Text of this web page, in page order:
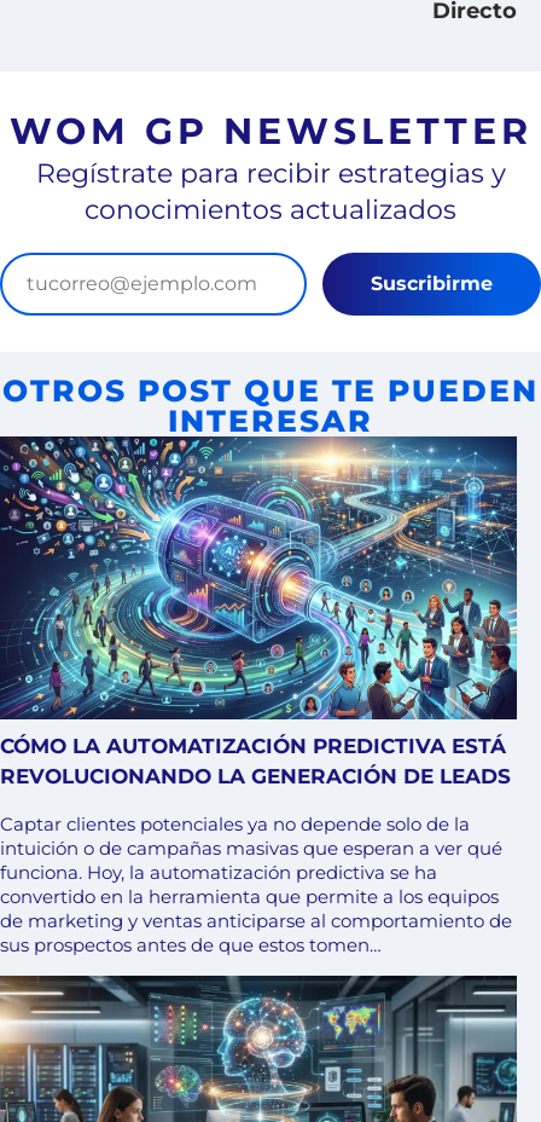
Directo
WOM GP NEWSLETTER
Regístrate para recibir estrategias y
conocimientos actualizados
Suscribirme
OTROS POST QUE TE PUEDEN
INTERESAR
CÓMO LA AUTOMATIZACIÓN PREDICTIVA ESTÁ
REVOLUCIONANDO LA GENERACIÓN DE LEADS
Captar clientes potenciales ya no depende solo de la
intuición o de campañas masivas que esperan a ver qué
funciona. Hoy, la automatización predictiva se ha
convertido en la herramienta que permite a los equipos
de marketing y ventas anticiparse al comportamiento de
sus prospectos antes de que estos tomen…